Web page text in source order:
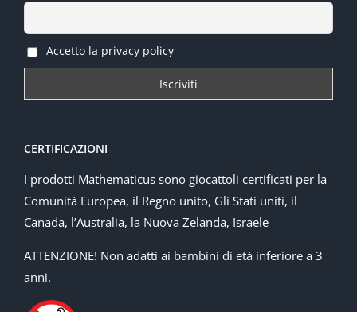
Accetto la privacy policy
CERTIFICAZIONI
I prodotti Mathematicus sono giocattoli certificati per la
Comunità Europea, il Regno unito, Gli Stati uniti, il
Canada, l’Australia, la Nuova Zelanda, Israele
ATTENZIONE! Non adatti ai bambini di età inferiore a 3
anni.